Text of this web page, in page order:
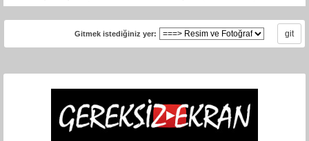
Gitmek istediğiniz yer: